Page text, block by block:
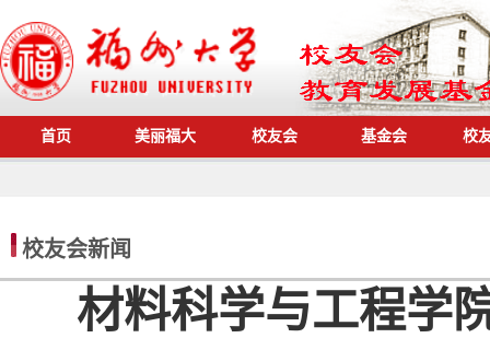
首页 美丽福大 校友会 基金会 校
校友会新闻
材料科学与工程学